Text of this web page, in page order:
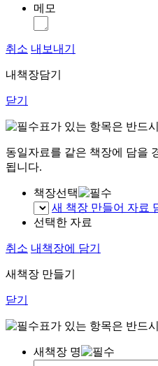
메모
취소 내보내기
내책장담기
닫기
표가 있는 항목은 반드
동일자료를 같은 책장에 담을
됩니다.
책장선택
새 책장 만들어 자료
선택한 자료
취소 내책장에 담기
새책장 만들기
닫기
표가 있는 항목은 반드
새책장 명